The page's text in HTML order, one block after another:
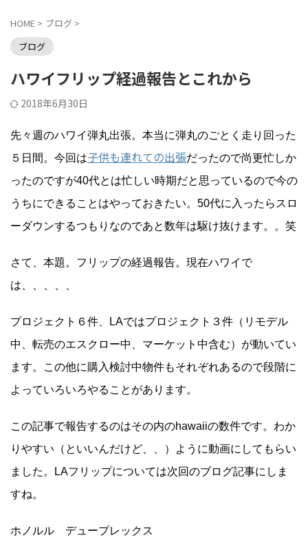
HOME > ブログ >
ブログ
ハワイフリップ経過報告とこれから
2018年6月30日
先々週のハワイ弾丸出張。本当に弾丸のごとく走り回った
５日間。今回は子供も連れての出張だったので尚更忙しか
ったのですが40代とは忙しい時期だと思っているので今の
うちにできることはやっておきたい。50代に入ったらスロ
ーダウンするつもりなのであと数年は駆け抜けます。。笑
さて、本題。フリップの経過報告。現在ハワイで
は、、、、、
プロジェクト６件、LAではプロジェクト３件（リモデル
中、転売のエスクロー中、マーケット中含む）が動いてい
ます。この他に購入検討中物件もそれぞれあるので段階に
よっていろいろやることがあります。
この記事で報告するのはその内のhawaiiの数件です。わか
りやすい（といいんだけど、、）ように動画にしてもらい
ました。LAフリップについては次回のブログ記事にしま
すね。
ホノルル デュープレックス